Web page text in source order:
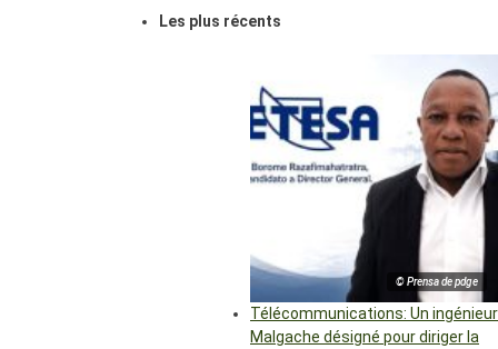
Les plus récents
© Prensa de pdge
Télécommunications: Un ingénieur
Malgache désigné pour diriger la